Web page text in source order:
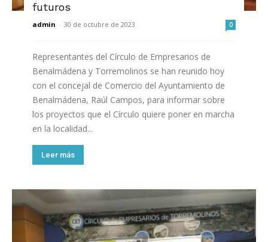
futuros
admin - 30 de octubre de 2023 0
Representantes del Círculo de Empresarios de
Benalmádena y Torremolinos se han reunido hoy
con el concejal de Comercio del Ayuntamiento de
Benalmádena, Raúl Campos, para informar sobre
los proyectos que el Círculo quiere poner en marcha
en la localidad...
Leer más